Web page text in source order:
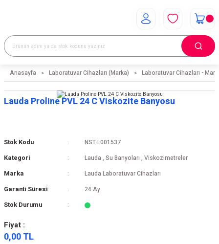
Anasayfa Laboratuvar Cihazları (Marka) Laboratuvar Cihazları -
Lauda Proline PVL 24 C Viskozite Banyosu
Stok Kodu NST-L001537
Kategori Lauda , Su Banyoları , Viskozimetreler
Marka Lauda Laboratuvar Cihazları
Garanti Süresi 24 Ay
Stok Durumu
Fiyat :
0,00 TL